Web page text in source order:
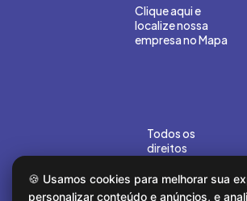
Clique aqui e
localize nossa
empresa no Mapa
🍪 Usamos cookies para melhorar sua
personalizar conteúdo e anúncios, e
Todos os
direitos
©Gouvea
Marin 2026.